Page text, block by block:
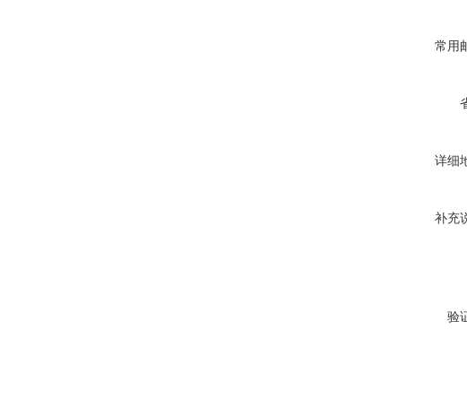
常用
详细
补充
验